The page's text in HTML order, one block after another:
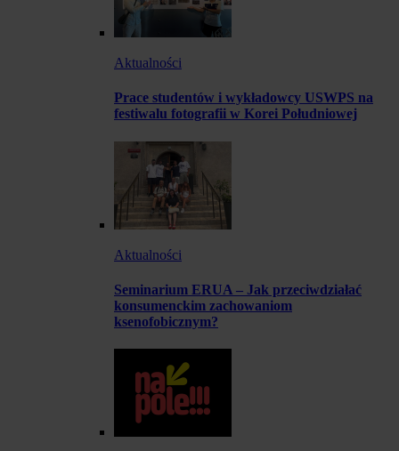
Aktualności
Prace studentów i wykładowcy USWPS na
festiwalu fotografii w Korei Południowej
Aktualności
Seminarium ERUA – Jak przeciwdziałać
konsumenckim zachowaniom
ksenofobicznym?